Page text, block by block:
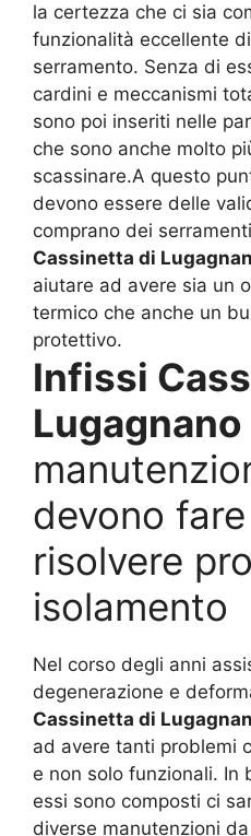
la certezza che ci sia
funzionalità eccellente
serramento. Senza di
cardini e meccanismi
sono poi inseriti nelle
che sono anche molto
scassinare.A questo
devono essere delle
comprano dei
Cassinetta di
aiutare ad avere sia un
termico che anche un
protettivo.
Infissi
Lugagnano
devono
risolvere
isolamento
Nel corso degli anni
degenerazione e
Cassinetta di
ad avere tanti problemi
e non solo funzionali. In
essi sono composti ci
diverse manutenzioni